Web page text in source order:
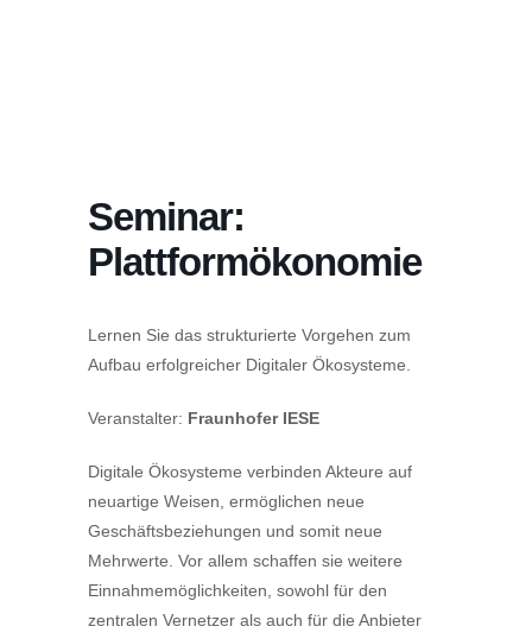
Seminar:
Plattformökonomie
Lernen Sie das strukturierte Vorgehen zum
Aufbau erfolgreicher Digitaler Ökosysteme.
Veranstalter: Fraunhofer IESE
Digitale Ökosysteme verbinden Akteure auf
neuartige Weisen, ermöglichen neue
Geschäftsbeziehungen und somit neue
Mehrwerte. Vor allem schaffen sie weitere
Einnahmemöglichkeiten, sowohl für den
zentralen Vernetzer als auch für die Anbieter